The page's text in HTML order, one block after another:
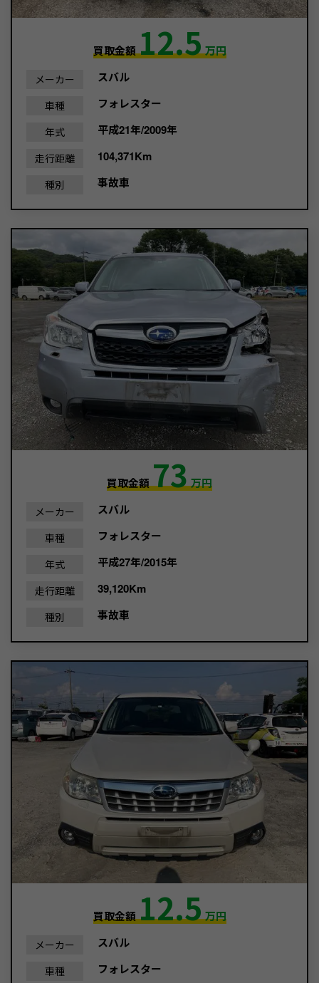
買取金額12.5万円
メーカー スバル
車種 フォレスター
年式 平成21年/2009年
走行距離 104,371Km
種別 事故車
買取金額73万円
メーカー スバル
車種 フォレスター
年式 平成27年/2015年
走行距離 39,120Km
種別 事故車
買取金額12.5万円
メーカー スバル
車種 フォレスター